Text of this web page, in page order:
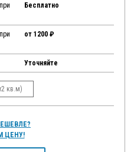
Бесплатно
от 1200 ₽
Уточняйте
м2 кв.м)
ЦЕНУ!